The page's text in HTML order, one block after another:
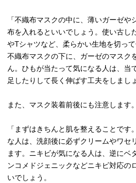
「不織布マスクの中に、薄いガーゼや
布を入れるといいでしょう。使い古し
やTシャツなど、柔らかい生地を切って
不織布マスクの下に、ガーゼのマスク
ん。ひもが当たって気になる人は、当
足したりして長く伸ばす工夫をしまし
また、マスク装着前後にも注意します。
「まずはきちんと肌を整えることです
な人は、洗顔後に必ずクリームやワセ
ます。ニキビが気になる人は、逆にベ
ンコメドジェニックなどニキビ対応の
いでしょう。